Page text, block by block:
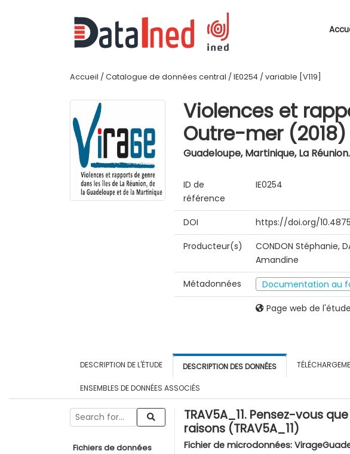
Accueil / Catalogue de données central / IE0254 / variable [V119]
Violences et
Outre-mer (2018)
Guadeloupe, Martinique, La
ID de
référence
IE0254
DOI
https://doi.org/
Producteur(s)
CONDON Stéphanie,
Amandine
Métadonnées
Documentation au
Page web de l'étude
DESCRIPTION DE L'ÉTUDE DESCRIPTION DES DONNÉES
ENSEMBLES DE DONNÉES ASSOCIÉS
Fichiers de données
TRAV5A_11. Pensez-vous
raisons (TRAV5A_11)
Fichier de microdonnées: